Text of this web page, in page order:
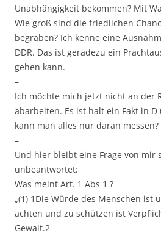
Unabhängigkeit bekommen? Mit
Wie groß sind die friedlichen
begraben? Ich kenne eine
DDR. Das ist geradezu ein
gehen kann.
–
Ich möchte mich jetzt nicht an der
abarbeiten. Es ist halt ein Fakt in
kann man alles nur daran messen?
–
Und hier bleibt eine Frage von mir
unbeantwortet:
Was meint Art. 1 Abs 1 ?
„(1) 1Die Würde des Menschen ist
achten und zu schützen ist
Gewalt.2
–